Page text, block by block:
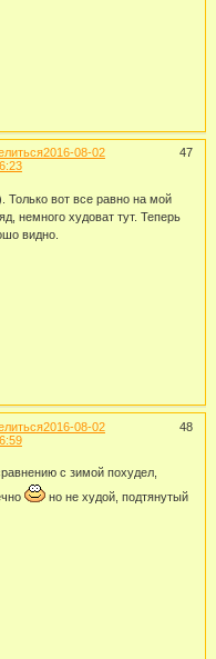
47
2016-08-02
Только вот все равно на мой
немного худоват тут. Теперь
видно.
48
2016-08-02
с зимой похудел,
но не худой, подтянутый